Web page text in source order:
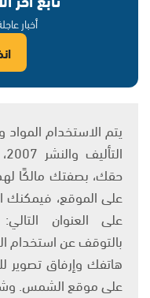
أخبار
حقك، بصفتك مالكًا
على الموقع، فيمكنك
بالتوقف عن استخدام
هاتفك وإرفاق تصوير
على موقع الشمس.